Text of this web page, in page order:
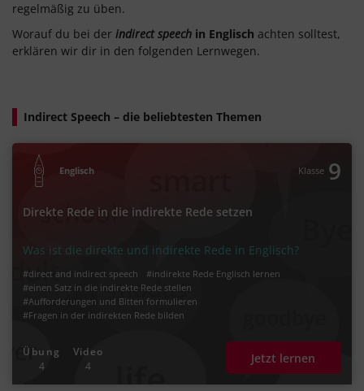
regelmäßig zu üben.
Worauf du bei der indirect speech in Englisch achten solltest,
erklären wir dir in den folgenden Lernwegen.
Indirect Speech – die beliebtesten Themen
Englisch Klasse 9
Direkte Rede in die indirekte Rede setzen
Was ist die direkte und indirekte Rede in Englisch?
#direct and indirect speech
#indirekte Rede Englisch lernen
#einen Satz in die indirekte Rede stellen
#Aufforderungen und Bitten formulieren
#Fragen in der indirekten Rede bilden
Übung
4
Video
4
Jetzt lernen